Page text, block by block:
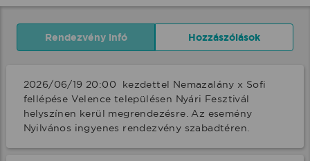
Rendezvény infó Hozzászólások
2026/06/19 20:00  kezdettel Nemazalány x Sofi
fellépése Velence településen Nyári Fesztivál
helyszínen kerül megrendezésre. Az esemény
Nyilvános ingyenes rendezvény szabadtéren.